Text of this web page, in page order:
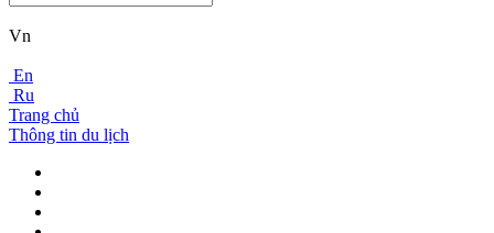
Vn
En
Ru
Trang chủ
Thông tin du lịch